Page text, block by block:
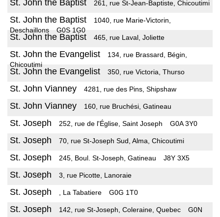
St. John the Baptist 261, rue St-Jean-Baptiste, Chicoutimi
St. John the Baptist
1040, rue Marie-Victorin,
Deschaillons
G0S 1G0
St. John the Baptist 465, rue Laval, Joliette
St. John the Evangelist
134, rue Brassard, Bégin,
Chicoutimi
St. John the Evangelist 350, rue Victoria, Thurso
St. John Vianney 4281, rue des Pins, Shipshaw
St. John Vianney 160, rue Bruchési, Gatineau
St. Joseph 252, rue de l'Église, Saint Joseph G0A 3Y0
St. Joseph 70, rue St-Joseph Sud, Alma, Chicoutimi
St. Joseph 245, Boul. St-Joseph, Gatineau J8Y 3X5
St. Joseph 3, rue Picotte, Lanoraie
St. Joseph , La Tabatiere G0G 1T0
St. Joseph 142, rue St-Joseph, Coleraine, Quebec
G0N